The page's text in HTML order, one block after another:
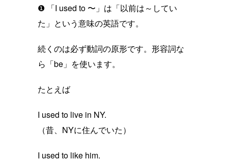
❶ 「I used to 〜」は「以前は～してい
た」という意味の英語です。
続くのは必ず動詞の原形です。形容詞な
ら「be」を使います。
たとえば
I used to live in NY.
（昔、NYに住んでいた）
I used to like him.